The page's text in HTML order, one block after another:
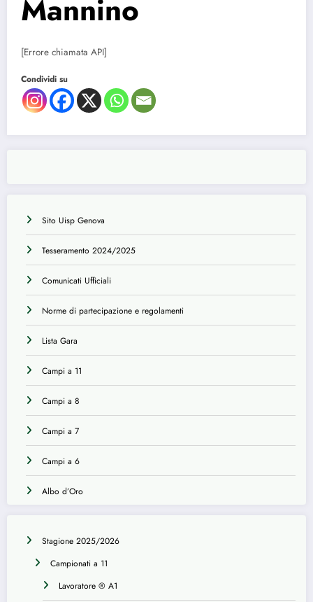
Sito Uisp Genova
Tesseramento 2024/2025
Comunicati Ufficiali
Norme di partecipazione e regolamenti
Lista Gara
Campi a 11
Campi a 8
Campi a 7
Campi a 6
Albo d’Oro
Stagione 2025/2026
Campionati a 11
Lavoratore ® A1
Mannino
[Errore chiamata API]
Condividi su